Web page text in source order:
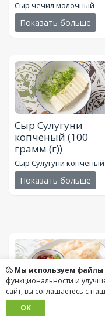
Сыр чечил молочный
Показать больше
Сыр Сулугуни
копченый (100
грамм (г))
Сыр Сулугуни копченый
Показать больше
Бабагануш
грамм (г))
Мы используем файлы
функциональности и
сайт, вы соглашаетесь с
OK